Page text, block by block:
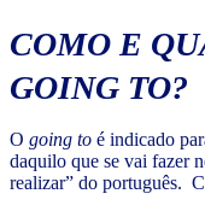
COMO E
GOING TO?
O going to é indicado
daquilo que se vai fazer
realizar” do português.